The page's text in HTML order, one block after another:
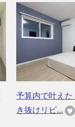
予算内で叶え
き抜けリビ...